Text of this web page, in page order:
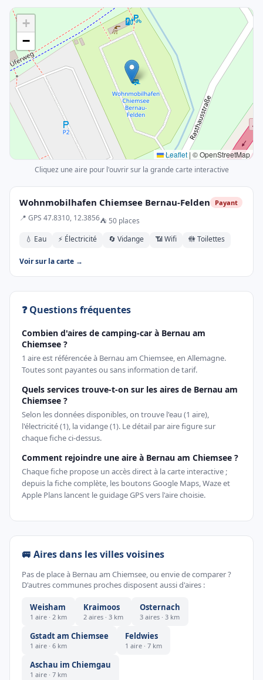
Wohnmobilhafen Chiemsee Bernau-Felden Payant
📍 GPS 47.8310, 12.3856⛺ 50 places
💧 Eau
⚡ Électricité 🔄 Vidange 📶 Wifi 🚻 Toilettes
Voir sur la carte →
❓ Questions fréquentes
Combien d'aires de camping-car à Bernau am
Chiemsee ?
1 aire est référencée à Bernau am Chiemsee, en Allemagne.
Toutes sont payantes ou sans information de tarif.
Quels services trouve-t-on sur les aires de Bernau am
Chiemsee ?
Selon les données disponibles, on trouve l'eau (1 aire),
l'électricité (1), la vidange (1). Le détail par aire figure sur
chaque fiche ci-dessus.
Comment rejoindre une aire à Bernau am Chiemsee ?
Chaque fiche propose un accès direct à la carte interactive ;
depuis la fiche complète, les boutons Google Maps, Waze et
Apple Plans lancent le guidage GPS vers l'aire choisie.
🚐 Aires dans les villes voisines
Pas de place à Bernau am Chiemsee, ou envie de comparer ?
D'autres communes proches disposent aussi d'aires :
Weisham
1 aire · 2 km
Kraimoos
2 aires · 3 km
Osternach
3 aires · 3 km
Gstadt am Chiemsee
1 aire · 6 km
Feldwies
1 aire · 7 km
Aschau im Chiemgau
1 aire · 7 km
+
−
Leaflet | © OpenStreetMap
Cliquez une aire pour l'ouvrir sur la grande carte interactive